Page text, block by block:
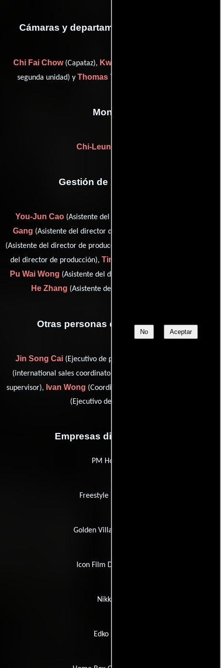
No Aceptar
Cámaras y departamento de electricidad
Chi Fai Chow(Capataz), Kwee Kwok Hui
segunda unidad) y Thomas Yeung Yiu-Fai
Montaje
Chi-Leung Kwong
Gestión de producción
You-Jun Cao(Asistente del director de producción),
Gang (Asistente del director de producción),
(Asistente del director de producción),
del director de producción), Ting Liang
Pu Wai Wong (Asistente del director de producción) y
He Zhang (Asistente del director de producción)
Otras personas que participaron
Jin Song Cai (Ejecutivo de producción),
(international sales coordinator),
supervisor), Ivan Wong (Coordinador de produccion) y
(Ejecutivo de producción)
Empresas distribuidoras
PM Holding
Freestyle Releasing
Golden Village Pictures
Icon Film Distribution
Nikkatsu
Edko Films